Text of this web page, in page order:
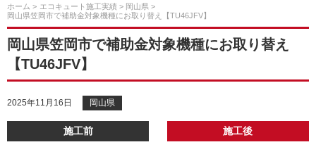
ホーム エコキュート施工実績
岡山県
岡山県笠岡市で補助金対象機種にお取り替え【TU46JFV】
岡山県笠岡市で補助金対象機種にお取り替え
【TU46JFV】
2025年11月16日 岡山県
施工前 施工後